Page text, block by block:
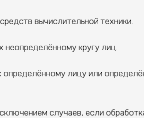
вычислительной техники.
неопределённому кругу лиц.
определённому лицу или
случаев, если